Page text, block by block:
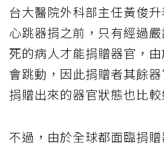
台大醫院外科部主任黃俊
心跳器捐之前，只有經過
死的病人才能捐贈器官，
會跳動，因此捐贈者其餘器
捐贈出來的器官狀態也比較
不過，由於全球都面臨捐